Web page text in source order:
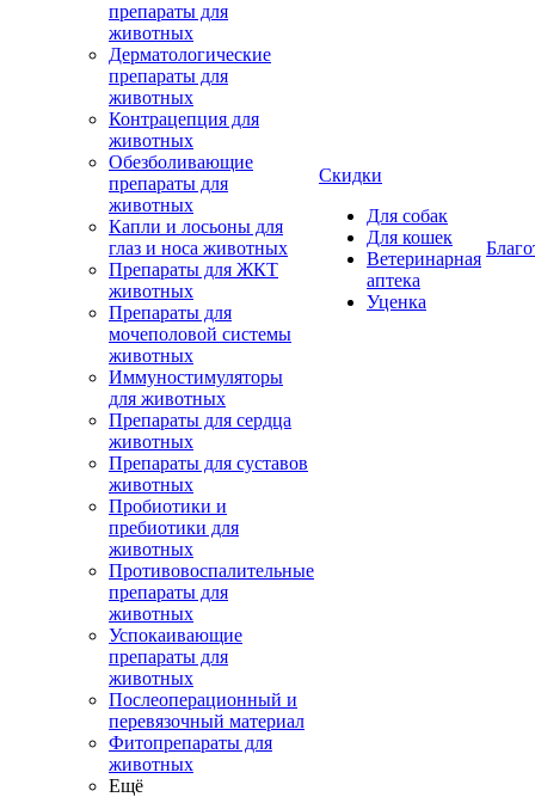
препараты для
животных
Дерматологические
препараты для
животных
Контрацепция для
животных
Обезболивающие
препараты для
животных
Капли и лосьоны для
глаз и носа животных
Препараты для ЖКТ
животных
Препараты для
мочеполовой системы
животных
Иммуностимуляторы
для животных
Препараты для сердца
животных
Препараты для суставов
животных
Пробиотики и
пребиотики для
животных
Противовоспалительные
препараты для
животных
Успокаивающие
препараты для
животных
Послеоперационный и
перевязочный материал
Фитопрепараты для
животных
Ещё
Скидки
Для собак
Для кошек
Ветеринарная
аптека
Уценка